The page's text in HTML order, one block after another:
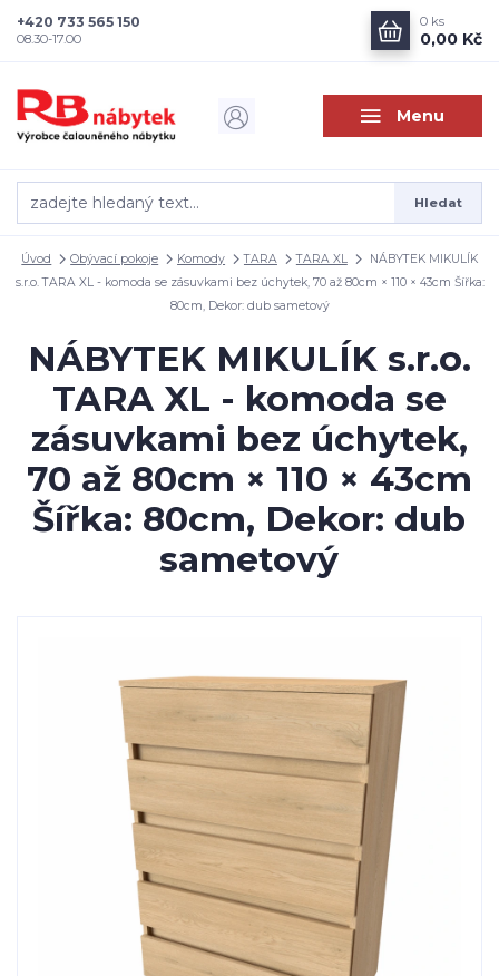
Menu
Hledat
+420 733 565 150
08.30-17.00
0 ks
0,00 Kč
Úvod Obývací pokoje Komody TARA TARA XL
NÁBYTEK MIKULÍK
s.r.o. TARA XL - komoda se zásuvkami bez úchytek, 70 až 80cm × 110 × 43cm Šířka:
80cm, Dekor: dub sametový
NÁBYTEK MIKULÍK s.r.o.
TARA XL - komoda se
zásuvkami bez úchytek,
70 až 80cm × 110 × 43cm
Šířka: 80cm, Dekor: dub
sametový